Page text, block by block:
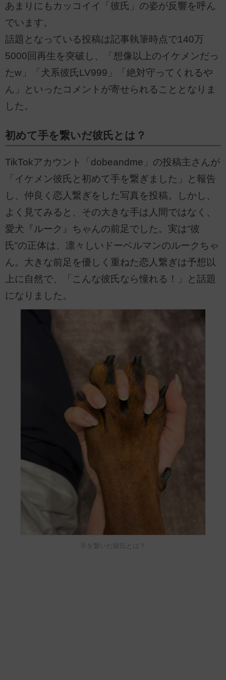
あまりにもカッコイイ「彼氏」の姿が反響を呼ん
でいます。
話題となっている投稿は記事執筆時点で140万
5000回再生を突破し、「想像以上のイケメンだっ
たw」「犬系彼氏LV999」「絶対守ってくれるや
ん」といったコメントが寄せられることとなりま
した。
初めて手を繋いだ彼氏とは？
TikTokアカウント「dobeandme」の投稿主さんが
「イケメン彼氏と初めて手を繋ぎました」と報告
し、仲良く恋人繋ぎをした写真を投稿。しかし、
よく見てみると、その大きな手は人間ではなく、
愛犬『ルーク』ちゃんの前足でした。実は“彼
氏”の正体は、凛々しいドーベルマンのルークちゃ
ん。大きな前足を優しく重ねた恋人繋ぎは予想以
上に自然で、「こんな彼氏なら憧れる！」と話題
になりました。
手を繋いだ彼氏とは？